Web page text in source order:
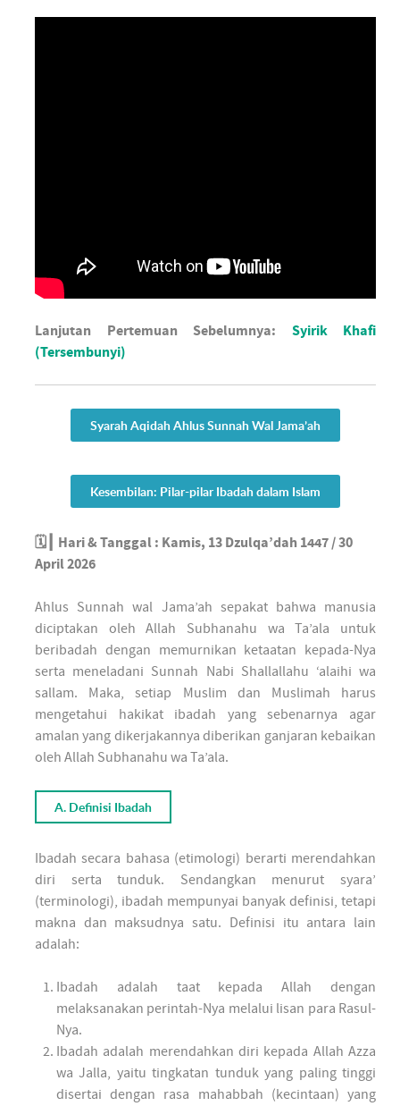
Lanjutan Pertemuan Sebelumnya: Syirik Khafi
(Tersembunyi)
Syarah Aqidah Ahlus Sunnah Wal Jama’ah
Kesembilan: Pilar-pilar Ibadah dalam Islam
🗓️┃ Hari & Tanggal : Kamis, 13 Dzulqa’dah 1447 / 30
April 2026
Ahlus Sunnah wal Jama’ah sepakat bahwa manusia
diciptakan oleh Allah Subhanahu wa Ta’ala untuk
beribadah dengan memurnikan ketaatan kepada-Nya
serta meneladani Sunnah Nabi Shallallahu ‘alaihi wa
sallam. Maka, setiap Muslim dan Muslimah harus
mengetahui hakikat ibadah yang sebenarnya agar
amalan yang dikerjakannya diberikan ganjaran kebaikan
oleh Allah Subhanahu wa Ta’ala.
A. Definisi Ibadah
Ibadah secara bahasa (etimologi) berarti merendahkan
diri serta tunduk. Sendangkan menurut syara’
(terminologi), ibadah mempunyai banyak definisi, tetapi
makna dan maksudnya satu. Definisi itu antara lain
adalah:
Ibadah adalah taat kepada Allah dengan
melaksanakan perintah-Nya melalui lisan para Rasul-
Nya.
Ibadah adalah merendahkan diri kepada Allah Azza
wa Jalla, yaitu tingkatan tunduk yang paling tinggi
disertai dengan rasa mahabbah (kecintaan) yang